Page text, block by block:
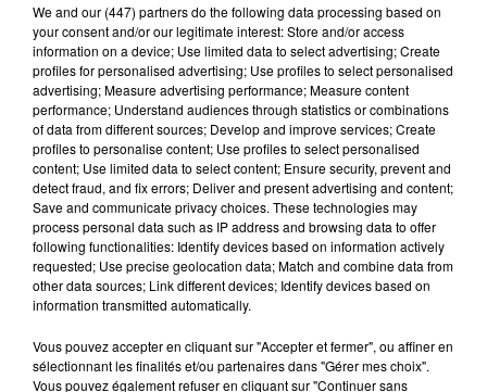
Loir-et-Cher : un pyromane interpellé grâce
au sang-froid des...
Samedi 25 juillet, plus d'une dizaine de feux de
champs et de sous-bois ont été déclenchés dans le
We and our (447) partnersdo the following data processing based on
your consent and/or our legitimate interest: Store and/or access
information on a device; Use limited data to select advertising; Create
profiles for personalised advertising; Use profiles to select personalised
advertising; Measure advertising performance; Measure content
performance; Understand audiences through statistics or combinations
of data from different sources; Develop and improve services; Create
profiles to personalise content; Use profiles to select personalised
content; Use limited data to select content; Ensure security, prevent and
detect fraud, and fix errors; Deliver and present advertising and content;
Save and communicate privacy choices. These technologies may
process personal data such as IP address and browsing data to offer
following functionalities: Identify devices based on information actively
requested; Use precise geolocation data; Match and combine data from
other data sources; Link different devices; Identify devices based on
information transmitted automatically.
Vous pouvez accepter en cliquant sur "Accepter et fermer", ou affiner en
sélectionnant les finalités et/ou partenaires dans "Gérer mes choix".
Vous pouvez également refuser en cliquant sur "Continuer sans